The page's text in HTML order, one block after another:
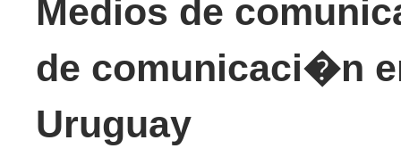
Medios de
de comunicaci�n
Uruguay